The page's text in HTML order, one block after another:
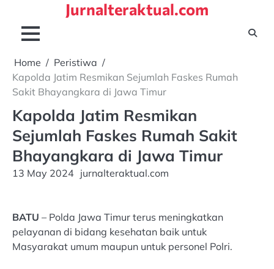
content
Jurnalteraktual.com
Home
Peristiwa
Kapolda Jatim Resmikan Sejumlah Faskes Rumah
Sakit Bhayangkara di Jawa Timur
Kapolda Jatim Resmikan
Sejumlah Faskes Rumah Sakit
Bhayangkara di Jawa Timur
13 May 2024 jurnalteraktual.com
BATU – Polda Jawa Timur terus meningkatkan
pelayanan di bidang kesehatan baik untuk
Masyarakat umum maupun untuk personel Polri.